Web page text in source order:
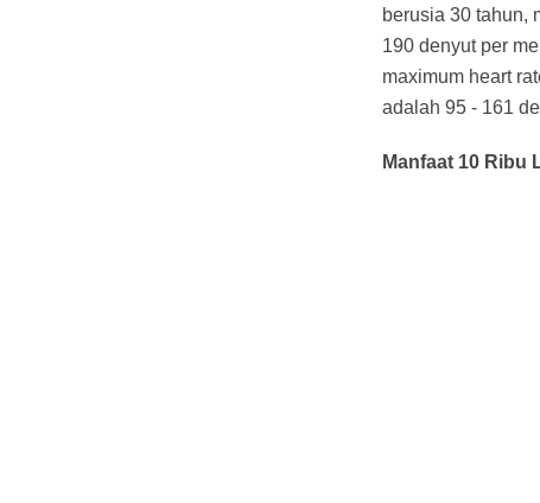
berusia 30 tahun,
190 denyut per
maximum heart
adalah 95 - 161
Manfaat 10 Ribu